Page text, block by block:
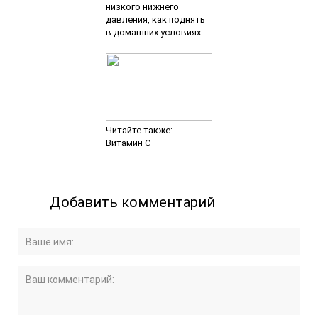
низкого нижнего
давления, как поднять
в домашних условиях
Читайте также:
Витамин C
Добавить комментарий